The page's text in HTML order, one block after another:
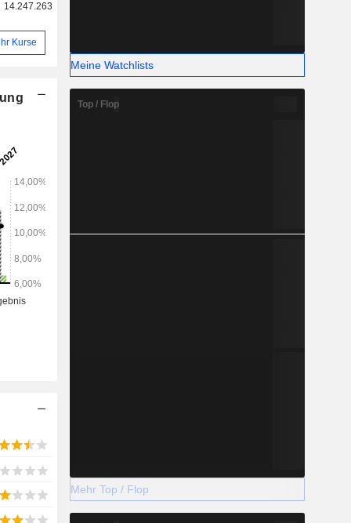
14.247.263
Kurse
Meine Watchlists
Top / Flop
Mehr Top / Flop